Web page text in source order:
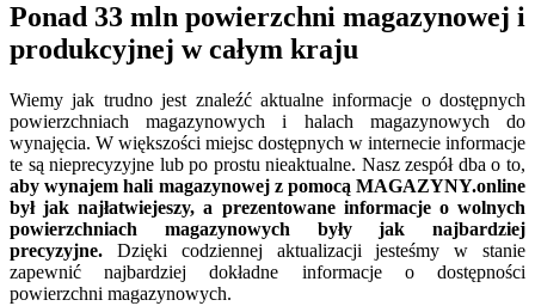
Ponad 33 mln powierzchni magazynowej i
produkcyjnej w całym kraju
Wiemy jak trudno jest znaleźć aktualne informacje o dostępnych
powierzchniach magazynowych i halach magazynowych do
wynajęcia. W większości miejsc dostępnych w internecie informacje
te są nieprecyzyjne lub po prostu nieaktualne. Nasz zespół dba o to,
aby wynajem hali magazynowej z pomocą MAGAZYNY.online
był jak najłatwiejeszy, a prezentowane informacje o wolnych
powierzchniach magazynowych były jak najbardziej
precyzyjne. Dzięki codziennej aktualizacji jesteśmy w stanie
zapewnić najbardziej dokładne informacje o dostępności
powierzchni magazynowych.